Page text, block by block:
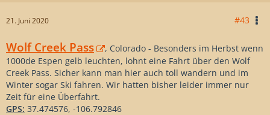
21. Juni 2020 #43
Wolf Creek Pass
, Colorado - Besonders im Herbst wenn
1000de Espen gelb leuchten, lohnt eine Fahrt über den Wolf
Creek Pass. Sicher kann man hier auch toll wandern und im
Winter sogar Ski fahren. Wir hatten bisher leider immer nur
Zeit für eine Überfahrt.
GPS: 37.474576, -106.792846